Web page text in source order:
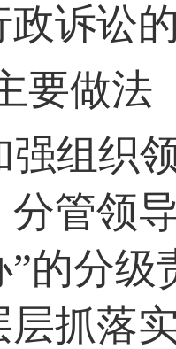
政诉讼
要做法
强组织
分管领
”的分
层抓落